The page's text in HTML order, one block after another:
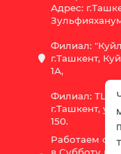
Адрес:
Филиал:
г.Ташкент,
1А,
Филиал: ТЦ
г.Ташкент,
150.
Работаем с